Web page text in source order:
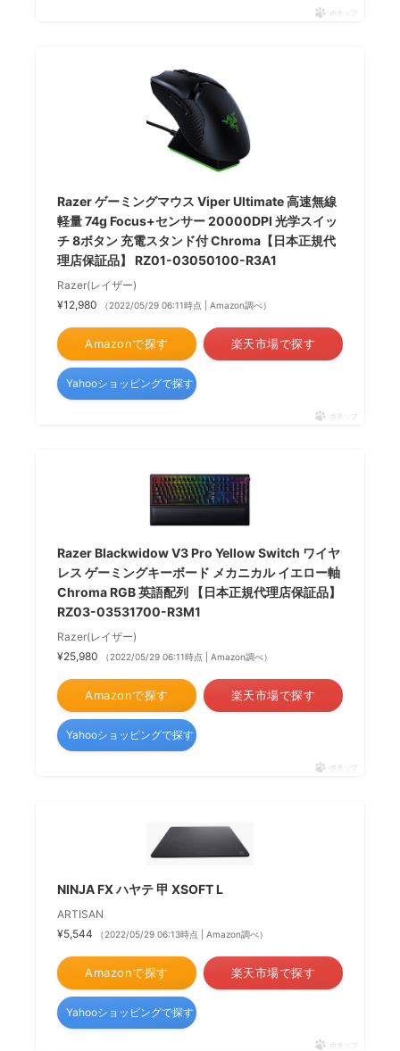
ポチップ
Razer ゲーミングマウス Viper Ultimate 高速無線
軽量 74g Focus+センサー 20000DPI 光学スイッ
チ 8ボタン 充電スタンド付 Chroma【日本正規代
理店保証品】 RZ01-03050100-R3A1
Razer(レイザー)
¥12,980
（2022/05/29 06:11時点 | Amazon調べ）
Amazonで探す 楽天市場で探す
Yahooショッピングで探す
ポチップ
Razer Blackwidow V3 Pro Yellow Switch ワイヤ
レス ゲーミングキーボード メカニカル イエロー軸
Chroma RGB 英語配列 【日本正規代理店保証品】
RZ03-03531700-R3M1
Razer(レイザー)
¥25,980
（2022/05/29 06:11時点 | Amazon調べ）
Amazonで探す 楽天市場で探す
Yahooショッピングで探す
ポチップ
NINJA FX ハヤテ 甲 XSOFT L
ARTISAN
¥5,544
（2022/05/29 06:13時点 | Amazon調べ）
Amazonで探す 楽天市場で探す
Yahooショッピングで探す
ポチップ